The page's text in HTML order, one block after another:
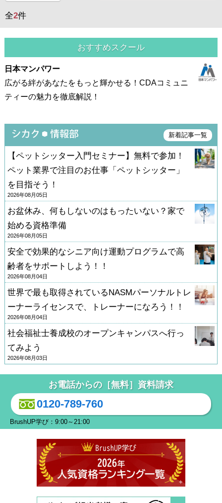
全2件
おすすめスクール
日本マンパワー
広がる絆があなたをもっと輝かせる！CDAコミュニ
ティーの魅力を徹底解説！
新着記事一覧
【ペットシッター入門セミナー】無料で参加！
ペット業界で注目のお仕事「ペットシッター」
を目指そう！
2026年08月05日
お盆休み、何もしないのはもったいない？家で
始める資格準備
2026年08月05日
安全で効果的なシニア向け運動プログラムで高
齢者をサポートしよう！！
2026年08月04日
世界で最も取得されているNASMパーソナルトレ
ーナーライセンスで、トレーナーになろう！！
2026年08月04日
社会福祉士養成校のオープンキャンパスへ行っ
てみよう
2026年08月03日
お電話からの［無料］資料請求
0120-789-760
BrushUP学び：9:00～21:00